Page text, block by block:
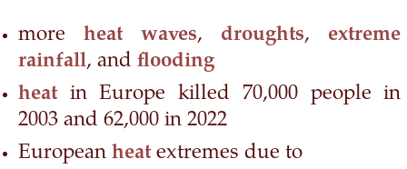
moreheat waves, droughts, extreme
rainfall, and flooding
heat in Europe killed 70,000 people in
2003 and 62,000 in 2022
European heat extremes due to